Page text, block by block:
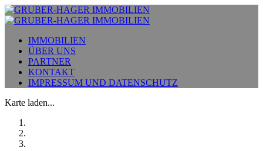
IMMOBILIEN
ÜBER UNS
PARTNER
KONTAKT
IMPRESSUM UND DATENSCHUTZ
Karte laden...